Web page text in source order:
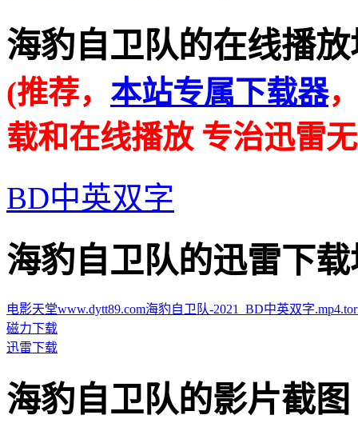
海豹自卫队的在线播放
(推荐， 本站专属下载器
载和在线播放 专治迅雷
BD中英双字
海豹自卫队的迅雷下载
电影天堂www.dytt89.com海豹自卫队-2021_BD中英双字
磁力下载
迅雷下载
海豹自卫队的影片截图 ·